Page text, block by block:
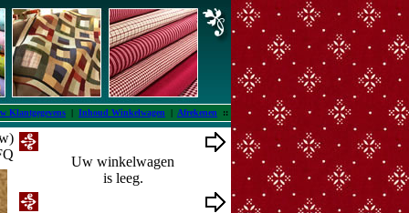
Klantgegevens | Inhoud Winkelwagen | Afrekenen ::
Uw winkelwagen
is leeg.